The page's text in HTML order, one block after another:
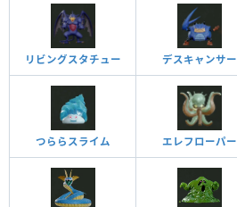
リビングスタチュー デスキャンサー
つららスライム エレフローパー